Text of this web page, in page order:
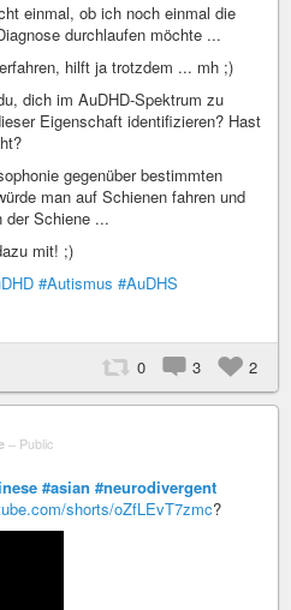
einmal, ob ich noch einmal die
durchlaufen möchte ...
hilft ja trotzdem ... mh ;)
dich im AuDHD-Spektrum zu
Eigenschaft identifizieren? Hast
gegenüber bestimmten
man auf Schienen fahren und
der Schiene ...
mit! ;)
#Autismus #AuDHS
0 3 2
– Public
#asian #neurodivergent
shorts/oZfLEvT7zmc?